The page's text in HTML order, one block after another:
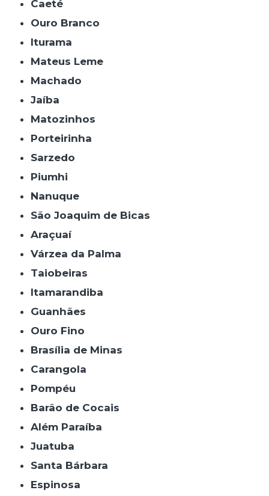
Caeté
Ouro Branco
Iturama
Mateus Leme
Machado
Jaíba
Matozinhos
Porteirinha
Sarzedo
Piumhi
Nanuque
São Joaquim de Bicas
Araçuaí
Várzea da Palma
Taiobeiras
Itamarandiba
Guanhães
Ouro Fino
Brasília de Minas
Carangola
Pompéu
Barão de Cocais
Além Paraíba
Juatuba
Santa Bárbara
Espinosa